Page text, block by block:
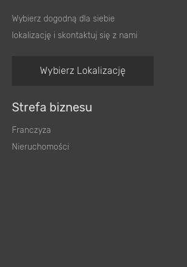
Wybierz dogodną dla siebie
lokalizację i skontaktuj się z nami
Wybierz Lokalizację
Strefa biznesu
Franczyza
Nieruchomości